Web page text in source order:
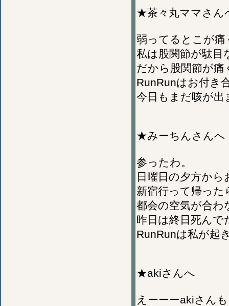
★茶々丸ママさん
弱ってるとこが
私は股関節が駄目
だから股関節が
RunRunはお付き
今日もまだ咳が出
★みーちんさんへ
参ったわ。
日曜日の夕方か
新宿行って帰った
都会の空気が合
昨日は終日死んで
RunRunは私が起
★akiさんへ
えーーーakiさん